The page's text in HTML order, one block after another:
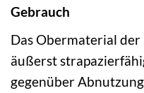
Gebrauch
Das Obermaterial der
äußerst
gegenüber